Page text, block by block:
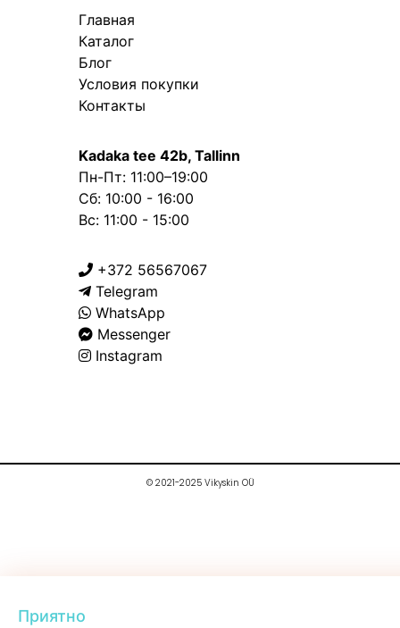
Приятно
Главная
Каталог
Блог
Условия покупки
Контакты
Kadaka tee 42b, Tallinn
Пн-Пт: 11:00–19:00
Сб: 10:00 - 16:00
Вс: 11:00 - 15:00
+372 56567067
Telegram
WhatsApp
Messenger
Instagram
© 2021-2025 Vikyskin OÜ